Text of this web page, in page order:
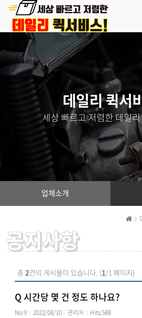
데일리 퀵서
세상 빠르고 저렴한 데일
업체소개
공지사항
총 2건의 게시물이 있습니다. (1/1 페이지)
Q 시간당 몇 건 정도 하나요?
No:9 2022/08/10 관리자 Hits.588